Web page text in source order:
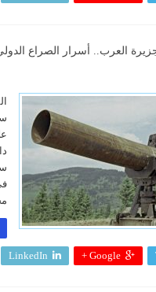
العرب.. أسرار الصراع
Google +
LinkedIn